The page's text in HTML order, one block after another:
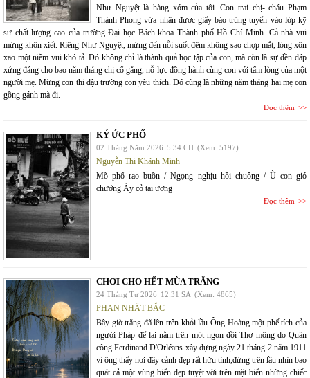
Như Nguyệt là hàng xóm của tôi. Con trai chị- cháu Phạm
Thành Phong vừa nhận được giấy báo trúng tuyển vào lớp kỹ
sư chất lượng cao của trường Đại học Bách khoa Thành phố Hồ Chí Minh. Cả nhà vui
mừng khôn xiết. Riêng Như Nguyệt, mừng đến nỗi suốt đêm không sao chợp mắt, lòng xôn
xao một niềm vui khó tả. Đó không chỉ là thành quả học tập của con, mà còn là sự đền đáp
xứng đáng cho bao năm tháng chị cố gắng, nỗ lực đồng hành cùng con với tấm lòng của một
người mẹ. Mừng con thi đậu trường con yêu thích. Đó cũng là những năm tháng hai mẹ con
gồng gánh mà đi.
Đọc thêm
KÝ ỨC PHỐ
02 Tháng Năm 2026 5:34 CH (Xem: 5197)
Nguyễn Thị Khánh Minh
Mõ phố rao buồn / Ngọng nghịu hồi chuông / Ù con gió
chướng Áy cỏ tai ương
Đọc thêm
CHƠI CHO HẾT MÙA TRĂNG
24 Tháng Tư 2026 12:31 SA (Xem: 4865)
PHAN NHẬT BẮC
Bây giờ trăng đã lên trên khỏi lầu Ông Hoàng một phế tích của
người Pháp để lại nằm trên một ngọn đồi Thơ mộng do Quận
công Ferdinand D'Orléans xây dựng ngày 21 tháng 2 năm 1911
vì ông thấy nơi đây cảnh đẹp rất hữu tình,đứng trên lầu nhìn bao
quát cả một vùng biển đẹp tuyệt vời trên mặt biển những chiếc